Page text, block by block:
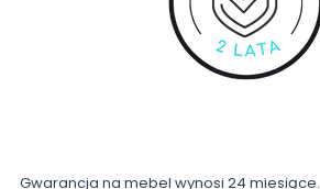
Gwarancja na mebel wynosi 24 miesiące.